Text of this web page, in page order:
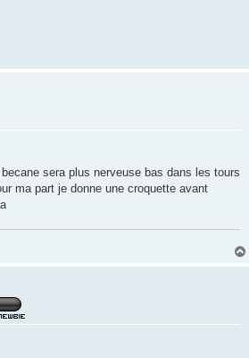
sera plus nerveuse bas dans les tours
ma part je donne une croquette avant